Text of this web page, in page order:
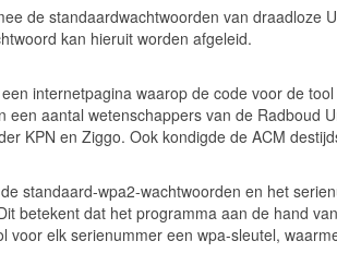
de standaardwachtwoorden van draadloze
kan hieruit worden afgeleid.
internetpagina waarop de code voor de
een aantal wetenschappers van de Radboud
KPN en Ziggo. Ook kondigde de ACM
standaard-wpa2-wachtwoorden en het
betekent dat het programma aan de hand
elk serienummer een wpa-sleutel,